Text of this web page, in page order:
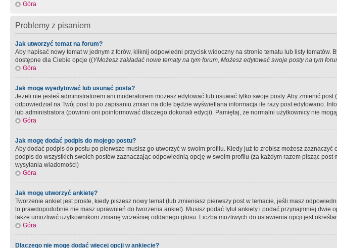
Góra
Problemy z pisaniem
Jak utworzyć temat na forum?
Aby napisać nowy temat w jednym z forów, kliknij odpowiedni przycisk widoczny na stronie tematu lub listy
dostępne dla Ciebie opcje ((YMożesz zakładać nowe tematy na tym forum, Możesz edytować swoje posty na tym
Góra
Jak mogę wyedytować lub usunąć posta?
Jeżeli nie jesteś administratorem ani moderatorem możesz edytować lub usuwać tylko swoje posty. Aby zmienić
odpowiedział na Twój post to po zapisaniu zmian na dole będzie wyświetlana informacja ile razy post edytowano.
lub administratora (powinni oni poinformować dlaczego dokonali edycji). Pamiętaj, że normalni użytkownicy nie
Góra
Jak mogę dodać podpis do mojego postu?
Aby dodać podpis do postu po pierwsze musisz go utworzyć w swoim profilu. Kiedy już to zrobisz możesz zaznaczyć
podpis do wszystkich swoich postów zaznaczając odpowiednią opcję w swoim profilu (za każdym razem pisząc
wysyłania wiadomości)
Góra
Jak mogę utworzyć ankietę?
Tworzenie ankiet jest proste, kiedy piszesz nowy temat (lub zmieniasz pierwszy post w temacie, jeśli masz
to prawdopodobnie nie masz uprawnień do tworzenia ankiet). Musisz podać tytuł ankiety i podać przynajmniej
także umożliwić użytkownikom zmianę wcześniej oddanego głosu. Liczba możliwych do ustawienia opcji jest
Góra
Dlaczego nie mogę dodać więcej opcji w ankiecie?